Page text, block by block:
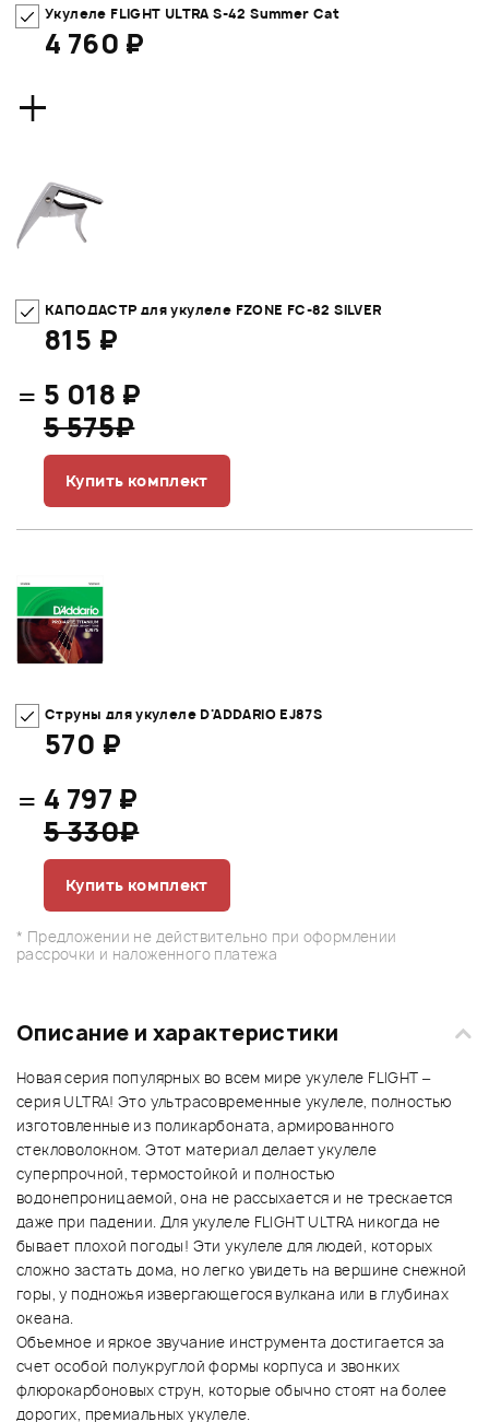
Укулеле FLIGHT ULTRA S-42 Summer Cat
4 760 ₽
+
КАПОДАСТР для укулеле FZONE FC-82 SILVER
815 ₽
= 5 018 ₽
5 575₽
Купить комплект
Струны для укулеле D'ADDARIO EJ87S
570 ₽
= 4 797 ₽
5 330₽
Купить комплект
* Предложении не действительно при оформлении
рассрочки и наложенного платежа
Описание и характеристики
Новая серия популярных во всем мире укулеле FLIGHT –
серия ULTRA! Это ультрасовременные укулеле, полностью
изготовленные из поликарбоната, армированного
стекловолокном. Этот материал делает укулеле
суперпрочной, термостойкой и полностью
водонепроницаемой, она не рассыхается и не трескается
даже при падении. Для укулеле FLIGHT ULTRA никогда не
бывает плохой погоды! Эти укулеле для людей, которых
сложно застать дома, но легко увидеть на вершине снежной
горы, у подножья извергающегося вулкана или в глубинах
океана.
Объемное и яркое звучание инструмента достигается за
счет особой полукруглой формы корпуса и звонких
флюрокарбоновых струн, которые обычно стоят на более
дорогих, премиальных укулеле.